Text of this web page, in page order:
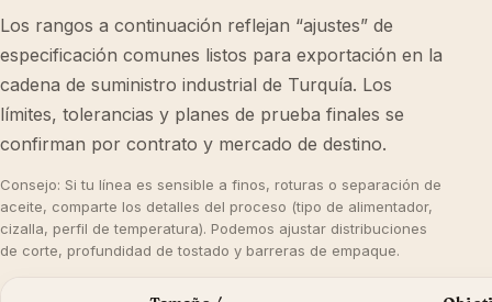
Los rangos a continuación reflejan “ajustes” de
especificación comunes listos para exportación en la
cadena de suministro industrial de Turquía. Los
límites, tolerancias y planes de prueba finales se
confirman por contrato y mercado de destino.
Consejo: Si tu línea es sensible a finos, roturas o separación de
aceite, comparte los detalles del proceso (tipo de alimentador,
cizalla, perfil de temperatura). Podemos ajustar distribuciones
de corte, profundidad de tostado y barreras de empaque.